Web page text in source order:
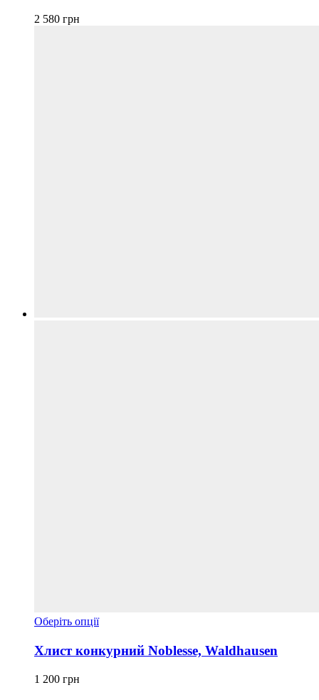
2 580 грн
Оберіть опціїЦей
має
кілька
Хлист конкурний Noblesse, Waldhausen
1 200 грн